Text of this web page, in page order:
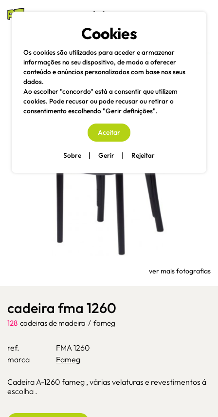
mesas e cadeiras
Pesquisa
ver mais fotografias
cadeira fma 1260
128 cadeiras de madeira / fameg
ref.
FMA 1260
marca
Fameg
Cadeira A-1260 fameg , várias velaturas e revestimentos á
escolha .
Cookies
Os cookies são utilizados para aceder e armazenar
informações no seu dispositivo, de modo a oferecer
conteúdo e anúncios personalizados com base nos seus
dados.
Ao escolher "concordo" está a consentir que utilizem
cookies. Pode recusar ou pode recusar ou retirar o
consentimento escolhendo "Gerir definições".
Aceitar
Sobre | Gerir | Rejeitar